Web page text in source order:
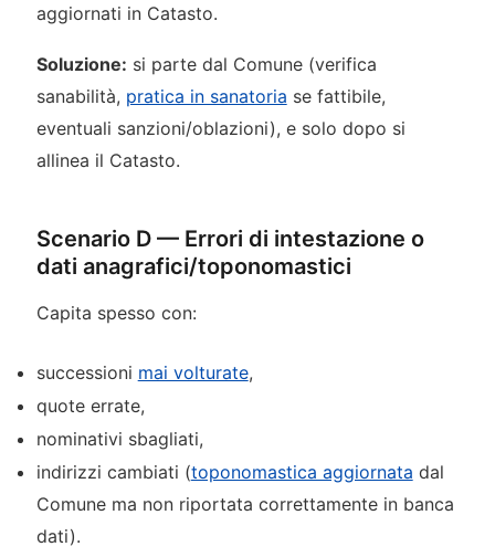
aggiornati in Catasto.
Soluzione: si parte dal Comune (verifica
sanabilità, pratica in sanatoria se fattibile,
eventuali sanzioni/oblazioni), e solo dopo si
allinea il Catasto.
Scenario D — Errori di intestazione o
dati anagrafici/toponomastici
Capita spesso con:
successioni mai volturate,
quote errate,
nominativi sbagliati,
indirizzi cambiati (toponomastica aggiornata dal
Comune ma non riportata correttamente in banca
dati).